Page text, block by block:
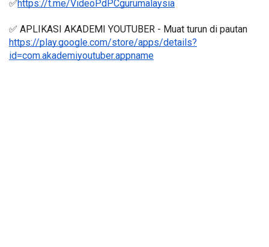
✅https://t.me/VideoPdPCgurumalaysia
https://play.google.com/store/apps/details?
id=com.akademiyoutuber.appname